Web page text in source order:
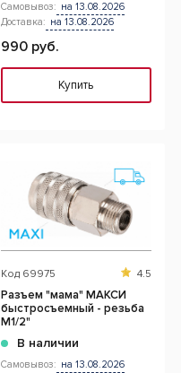
Самовывоз: на 13.08.2026
Доставка: на 13.08.2026
990 руб.
Купить
Код 69975 4.5
Разъем "мама" МАКСИ
быстросъемный - резьба
M1/2"
В наличии
Самовывоз: на 13.08.2026